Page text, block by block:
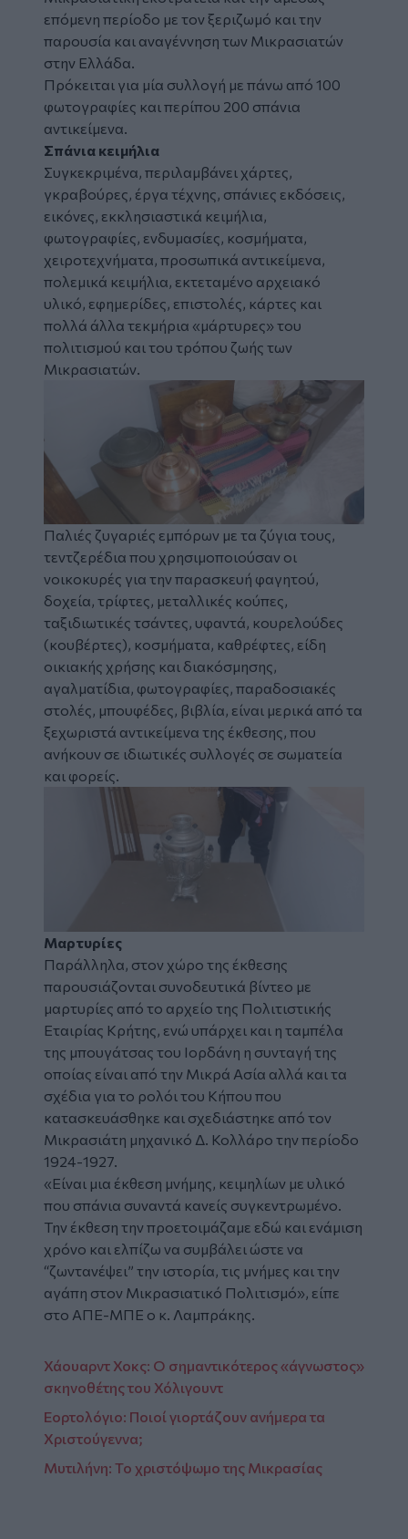
επόμενη περίοδο με τον ξεριζωμό και την
παρουσία και αναγέννηση των Μικρασιατών
στην Ελλάδα.
Πρόκειται για μία συλλογή με πάνω από 100
φωτογραφίες και περίπου 200 σπάνια
αντικείμενα.
Σπάνια κειμήλια
Συγκεκριμένα, περιλαμβάνει χάρτες,
γκραβούρες, έργα τέχνης, σπάνιες εκδόσεις,
εικόνες, εκκλησιαστικά κειμήλια,
φωτογραφίες, ενδυμασίες, κοσμήματα,
χειροτεχνήματα, προσωπικά αντικείμενα,
πολεμικά κειμήλια, εκτεταμένο αρχειακό
υλικό, εφημερίδες, επιστολές, κάρτες και
πολλά άλλα τεκμήρια «μάρτυρες» του
πολιτισμού και του τρόπου ζωής των
Μικρασιατών.
Παλιές ζυγαριές εμπόρων με τα ζύγια τους,
τεντζερέδια που χρησιμοποιούσαν οι
νοικοκυρές για την παρασκευή φαγητού,
δοχεία, τρίφτες, μεταλλικές κούπες,
ταξιδιωτικές τσάντες, υφαντά, κουρελούδες
(κουβέρτες), κοσμήματα, καθρέφτες, είδη
οικιακής χρήσης και διακόσμησης,
αγαλματίδια, φωτογραφίες, παραδοσιακές
στολές, μπουφέδες, βιβλία, είναι μερικά από τα
ξεχωριστά αντικείμενα της έκθεσης, που
ανήκουν σε ιδιωτικές συλλογές σε σωματεία
και φορείς.
Μαρτυρίες
Παράλληλα, στον χώρο της έκθεσης
παρουσιάζονται συνοδευτικά βίντεο με
μαρτυρίες από το αρχείο της Πολιτιστικής
Εταιρίας Κρήτης, ενώ υπάρχει και η ταμπέλα
της μπουγάτσας του Ιορδάνη η συνταγή της
οποίας είναι από την Μικρά Ασία αλλά και τα
σχέδια για το ρολόι του Κήπου που
κατασκευάσθηκε και σχεδιάστηκε από τον
Μικρασιάτη μηχανικό Δ. Κολλάρο την περίοδο
1924-1927.
«Είναι μια έκθεση μνήμης, κειμηλίων με υλικό
που σπάνια συναντά κανείς συγκεντρωμένο.
Την έκθεση την προετοιμάζαμε εδώ και ενάμιση
χρόνο και ελπίζω να συμβάλει ώστε να
“ζωντανέψει” την ιστορία, τις μνήμες και την
αγάπη στον Μικρασιατικό Πολιτισμό», είπε
στο ΑΠΕ-ΜΠΕ ο κ. Λαμπράκης.
Χάουαρντ Χοκς: Ο σημαντικότερος «άγνωστος»
σκηνοθέτης του Χόλιγουντ
Εορτολόγιο: Ποιοί γιορτάζουν ανήμερα τα
Χριστούγεννα;
Μυτιλήνη: Το χριστόψωμο της Μικρασίας